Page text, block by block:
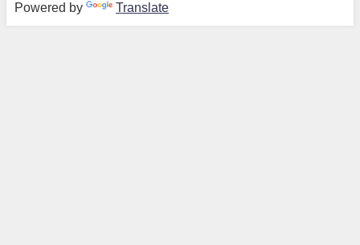
Powered by Translate